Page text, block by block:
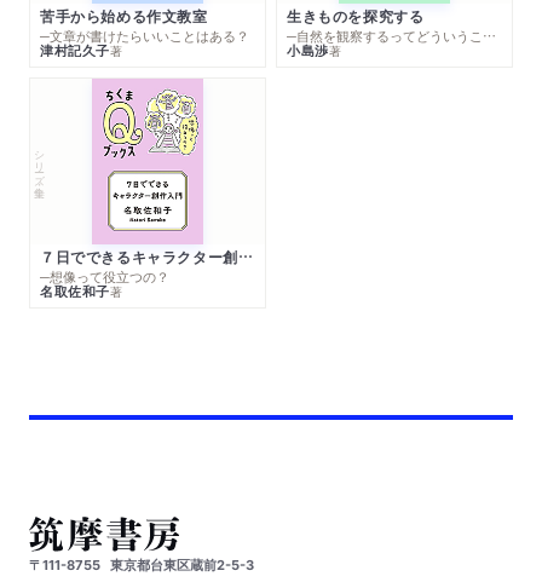
苦手から始める作文教室
─文章が書けたらいいことはある？
津村記久子著
生きものを探究する
─自然を観察するってどういうこと？
小島渉著
シリーズ・全集
７日でできるキャラクター創作入門
─想像って役立つの？
名取佐和子著
〒111-8755 東京都台東区蔵前2-5-3